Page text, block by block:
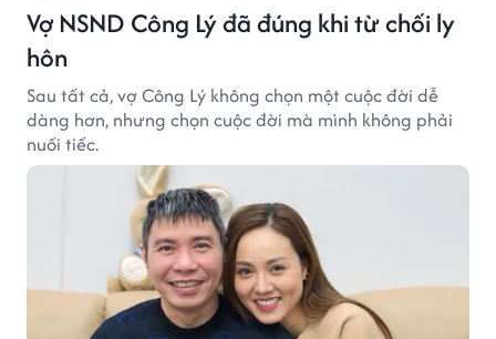
Vợ NSND Công Lý đã đúng khi từ chối ly
hôn
Sau tất cả, vợ Công Lý không chọn một cuộc đời dễ
dàng hơn, nhưng chọn cuộc đời mà mình không phải
nuối tiếc.